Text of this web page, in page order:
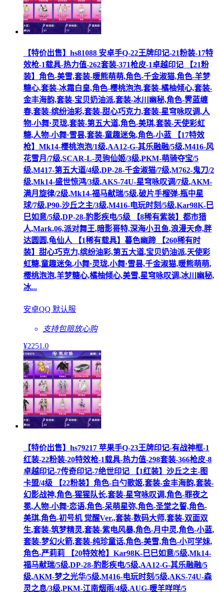
【特价出售】hs81088 安卓手Q-22王牌印记-21粉装-17特
效枪-1载具-热力值-262套装-371枪皮-1卓越印记 【21粉
装】角色-美雪,套装-暖熊萌萌,角色-千金淑猫,角色-羊梦
糖心,套装-冰霜白皇,角色-樱桃泡泡,套装-橘柚倾心,套装-
金丰海韵,套装-宝贝奶油派,套装-冰川幽秘,角色-霁蓝缠
春,套装-缤纷油彩,套装-甜心巧克力,套装-星穹咏叹调,人
物-小舞·灵珑,套装-第五大道,角色-美琪,套装-天使彩虹
糖,人物-小舞·雪昙,套装-童趣迷兔,角色-小蓝 【17特效
枪】Mk14-樱桃泡泡/1级,AA12-G-其乐融融/5级,M416-风
花雪月/7级,SCAR-L-灵驹仙姬/3级,PKM-萌骑夺宝/5
级,M417-第五大道/4级,DP-28-千金淑猫/7级,M762-鬼刀/2
级,Mk14-盛世惊鸿/3级,AKS-74U-星穹咏叹调/7级,AKM-
满月旋律/2级,Mk14-福马献瑞/5级,破片手榴弹-瓶中星
球/7级,P90-沙丘之主/3级,M416-电玩时刻/5级,Kar98K-巳
巳如意/5级,DP-28-豹影疾电/5级 【8稀有紫装】都市猎
人,Mark.06,派对舞王,暗影哥特,深海小丑鱼,浪漫天命,胖
达圆圆,龟仙人 【1稀有载具】暮色幽蹄 【260稀有时
装】甜心巧克力,缤纷油彩,第五大道,宝贝奶油派,天使彩
虹糖,童趣迷兔,小舞·灵珑,小舞·雪昙,千金淑猫,暖熊萌萌,
樱桃泡泡,羊梦糖心,橘柚倾心,美雪,星穹咏叹调,冰川幽秘,
冰...
安卓QQ 默认服
支持包赔放心购
¥2251.0
【特价出售】hs79217 苹果手Q-23王牌印记-有战神框-1
红装-22粉装-20特效枪-1载具-热力值-298套装-366枪皮-8
卓越印记-7传奇印记-7绝世印记 【1红装】沙丘之主-图
卡盟/4级 【22粉装】角色-白勺歌姬,套装-金丰海韵,套装-
幻影战神,角色-猩猩队长,套装-星穹咏叹调,角色-罪夜之
冕,人物-小舞·恋语,角色-呆萌星弥,角色-圣堂之誓,角色-
美琪,角色-初号机 觉醒Ver.,套装-数码大师,套装-双面双
生,套装-筑梦精灵,套装-紫电风暴,角色-月中灵,角色-小蓝,
套装-梦幻火箭,套装-纯珍童话,角色-美雪,角色-小可学妹,
角色-严莉莉 【20特效枪】Kar98K-巳巳如意/5级,Mk14-
福马献瑞/5级,DP-28-豹影疾电/5级,AA12-G-其乐融融/5
级,AKM-梦之光华/5级,M416-电玩时刻/5级,AKS-74U-森
灵之息/3级,PKM-江南烟雨/4级,AUG-暖羊咩咩/5